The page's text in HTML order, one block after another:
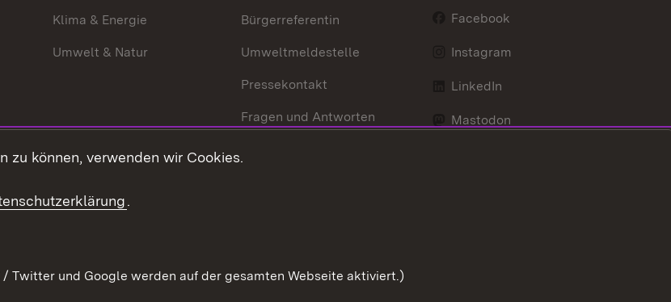
Klima & Energie
Umwelt & Natur
Bürgerreferentin
Umweltmeldestelle
Pressekontakt
Fragen und Antworten
Facebook
Instagram
LinkedIn
Mastodon
zu können, verwenden wir Cookies.
.
Twitter und Google werden auf der gesamten Webseite aktiviert.)